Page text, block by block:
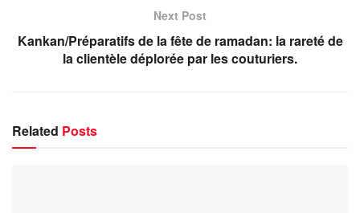
Next Post
Kankan/Préparatifs de la fête de ramadan: la rareté de
la clientèle déplorée par les couturiers.
Related Posts